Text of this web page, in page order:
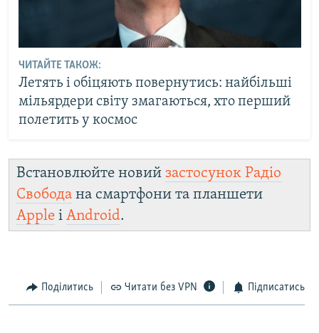
ЧИТАЙТЕ ТАКОЖ:
Летять і обіцяють повернутись: найбільші
мільярдери світу змагаються, хто перший
полетить у космос
Встановлюйте новий застосунок Радіо
Свобода на смартфони та планшети
Apple і Android.
Поділитись Читати без VPN Підписатись